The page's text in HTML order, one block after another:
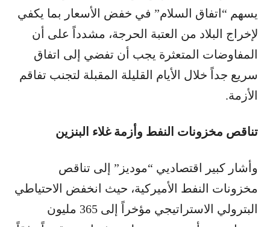
يسهم “اتفاق السلام” في خفض الأسعار بما يكفي
لإخراج البلاد من العتبة الحرجة، مشدداً على أن
المفاوضات المتعثرة يجب أن تفضي إلى اتفاق
سريع جداً خلال الأيام القليلة المقبلة لتجنب تفاقم
الأزمة.
تناقص مخزونات النفط وأزمة غلاء البنزين
وأشار كبير اقتصاديي “موديز” إلى تناقص
مخزونات النفط الأميركية، حيث انخفض الاحتياطي
البترولي الاستراتيجي مؤخراً إلى 365 مليون